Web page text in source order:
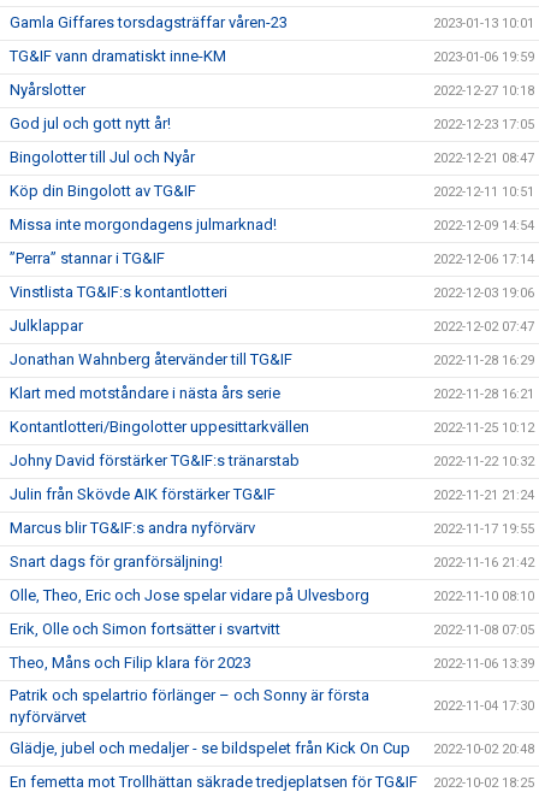
Gamla Giffares torsdagsträffar våren-23 2023-01-13 10:01
TG&IF vann dramatiskt inne-KM 2023-01-06 19:59
Nyårslotter 2022-12-27 10:18
God jul och gott nytt år! 2022-12-23 17:05
Bingolotter till Jul och Nyår 2022-12-21 08:47
Köp din Bingolott av TG&IF 2022-12-11 10:51
Missa inte morgondagens julmarknad! 2022-12-09 14:54
”Perra” stannar i TG&IF 2022-12-06 17:14
Vinstlista TG&IF:s kontantlotteri 2022-12-03 19:06
Julklappar 2022-12-02 07:47
Jonathan Wahnberg återvänder till TG&IF 2022-11-28 16:29
Klart med motståndare i nästa års serie 2022-11-28 16:21
Kontantlotteri/Bingolotter uppesittarkvällen 2022-11-25 10:12
Johny David förstärker TG&IF:s tränarstab 2022-11-22 10:32
Julin från Skövde AIK förstärker TG&IF 2022-11-21 21:24
Marcus blir TG&IF:s andra nyförvärv 2022-11-17 19:55
Snart dags för granförsäljning! 2022-11-16 21:42
Olle, Theo, Eric och Jose spelar vidare på Ulvesborg 2022-11-10 08:10
Erik, Olle och Simon fortsätter i svartvitt 2022-11-08 07:05
Theo, Måns och Filip klara för 2023 2022-11-06 13:39
Patrik och spelartrio förlänger – och Sonny är första
nyförvärvet
2022-11-04 17:30
Glädje, jubel och medaljer - se bildspelet från Kick On Cup 2022-10-02 20:48
En femetta mot Trollhättan säkrade tredjeplatsen för TG&IF 2022-10-02 18:25